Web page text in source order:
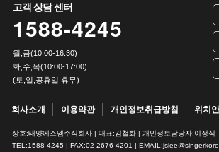
고객 상담 센터
1588-4245
월,금(10:00-16:30)
화,수,목(10:00-17:00)
(토,일,공휴일 휴무)
회사소개 이용약관 개인정보취급방침 위치
상호:태양에스엠주식회사 | 대표:김철화 | 개인정보담당자:이정식
TEL:1588-4245 | FAX:02-2676-4201 |